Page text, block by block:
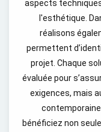
aspects
l'esthétique.
réalisons
permettent
projet. Chaque
évaluée pour
exigences, mais
bénéficiez non